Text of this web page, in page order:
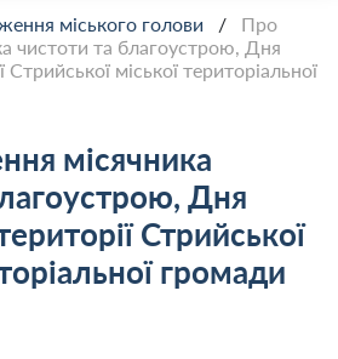
міського голови / Про
чистоти та благоустрою, Дня
Стрийської міської територіальної
місячника
Дня
Стрийської
громади